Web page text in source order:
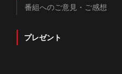
番組へのご意見・ご感想
プレゼント